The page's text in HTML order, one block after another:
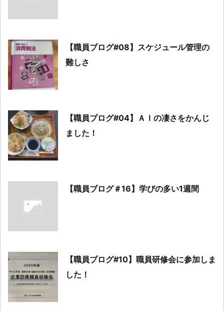
【職員ブログ#08】スケジュール管理の
難しさ
【職員ブログ#04】ＡＩの凄さをかんじ
ました！
【職員ブログ＃16】学びの多い1週間
【職員ブログ#10】職員研修会に参加しま
した！